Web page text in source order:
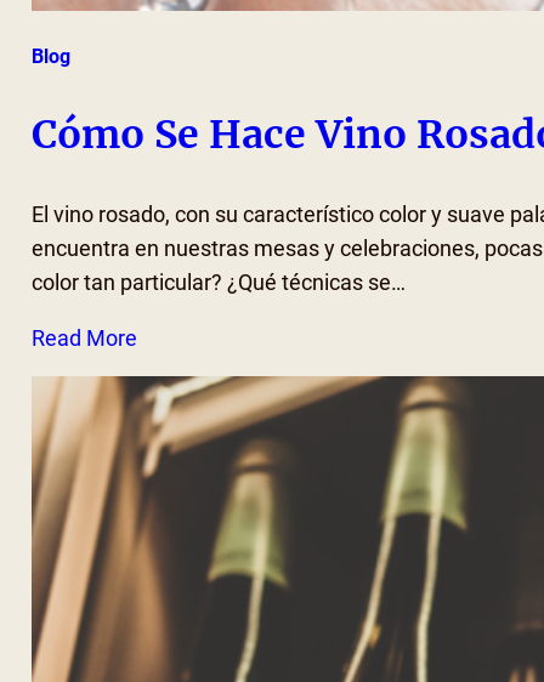
Blog
Cómo Se Hace Vino
El vino rosado, con su característico color y suave
encuentra en nuestras mesas y celebraciones,
color tan particular? ¿Qué técnicas se…
Read More